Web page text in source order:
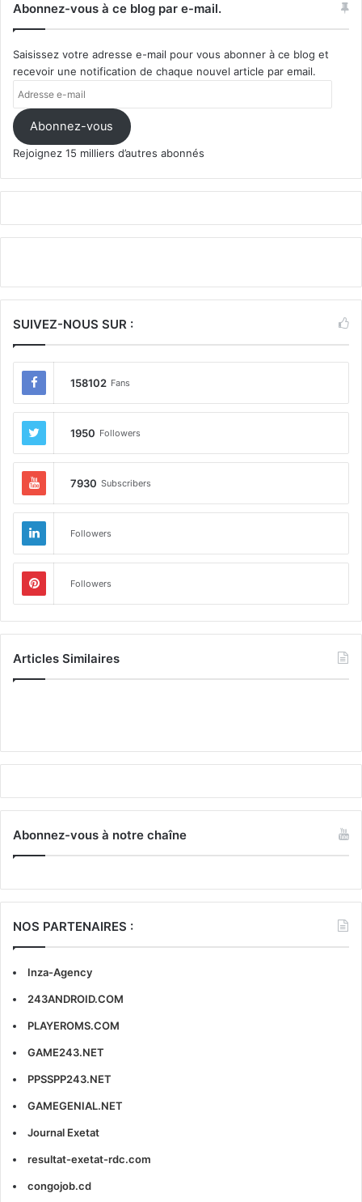
Abonnez-vous à ce blog par e-mail.
Saisissez votre adresse e-mail pour vous abonner à ce blog et
recevoir une notification de chaque nouvel article par email.
Adresse
e-
mail Abonnez-vous
Rejoignez 15 milliers d’autres abonnés
SUIVEZ-NOUS SUR :
158102 Fans
1950 Followers
7930 Subscribers
Followers
Followers
Articles Similaires
Abonnez-vous à notre chaîne
NOS PARTENAIRES :
Inza-Agency
243ANDROID.COM
PLAYEROMS.COM
GAME243.NET
PPSSPP243.NET
GAMEGENIAL.NET
Journal Exetat
resultat-exetat-rdc.com
congojob.cd